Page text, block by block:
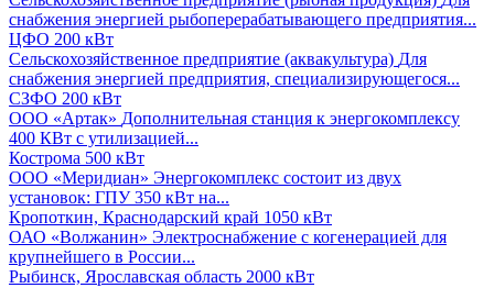
снабжения энергией рыбоперерабатывающего предприятия...
ЦФО 200 кВт
Сельскохозяйственное предприятие (аквакультура) Для
снабжения энергией предприятия, специализирующегося...
СЗФО 200 кВт
ООО «Артак» Дополнительная станция к энергокомплексу
400 КВт с утилизацией...
Кострома 500 кВт
ООО «Меридиан» Энергокомплекс состоит из двух
установок: ГПУ 350 кВт на...
Кропоткин, Краснодарский край 1050 кВт
ОАО «Волжанин» Электроснабжение с когенерацией для
крупнейшего в России...
Рыбинск, Ярославская область 2000 кВт